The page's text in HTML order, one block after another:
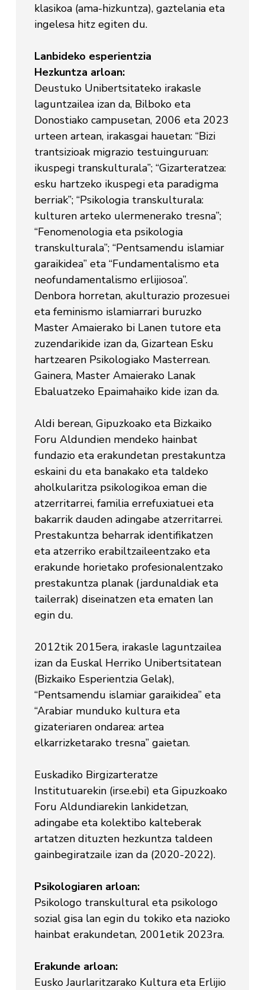
klasikoa (ama-hizkuntza), gaztelania eta
ingelesa hitz egiten du.
Lanbideko esperientzia
Hezkuntza arloan:
Deustuko Unibertsitateko irakasle
laguntzailea izan da, Bilboko eta
Donostiako campusetan, 2006 eta 2023
urteen artean, irakasgai hauetan: “Bizi
trantsizioak migrazio testuinguruan:
ikuspegi transkulturala”; “Gizarteratzea:
esku hartzeko ikuspegi eta paradigma
berriak”; “Psikologia transkulturala:
kulturen arteko ulermenerako tresna”;
“Fenomenologia eta psikologia
transkulturala”; “Pentsamendu islamiar
garaikidea” eta “Fundamentalismo eta
neofundamentalismo erlijiosoa”.
Denbora horretan, akulturazio prozesuei
eta feminismo islamiarrari buruzko
Master Amaierako bi Lanen tutore eta
zuzendarikide izan da, Gizartean Esku
hartzearen Psikologiako Masterrean.
Gainera, Master Amaierako Lanak
Ebaluatzeko Epaimahaiko kide izan da.
Aldi berean, Gipuzkoako eta Bizkaiko
Foru Aldundien mendeko hainbat
fundazio eta erakundetan prestakuntza
eskaini du eta banakako eta taldeko
aholkularitza psikologikoa eman die
atzerritarrei, familia errefuxiatuei eta
bakarrik dauden adingabe atzerritarrei.
Prestakuntza beharrak identifikatzen
eta atzerriko erabiltzaileentzako eta
erakunde horietako profesionalentzako
prestakuntza planak (jardunaldiak eta
tailerrak) diseinatzen eta ematen lan
egin du.
2012tik 2015era, irakasle laguntzailea
izan da Euskal Herriko Unibertsitatean
(Bizkaiko Esperientzia Gelak),
“Pentsamendu islamiar garaikidea” eta
“Arabiar munduko kultura eta
gizateriaren ondarea: artea
elkarrizketarako tresna” gaietan.
Euskadiko Birgizarteratze
Institutuarekin (irse.ebi) eta Gipuzkoako
Foru Aldundiarekin lankidetzan,
adingabe eta kolektibo kalteberak
artatzen dituzten hezkuntza taldeen
gainbegiratzaile izan da (2020-2022).
Psikologiaren arloan:
Psikologo transkultural eta psikologo
sozial gisa lan egin du tokiko eta nazioko
hainbat erakundetan, 2001etik 2023ra.
Erakunde arloan:
Eusko Jaurlaritzarako Kultura eta Erlijio